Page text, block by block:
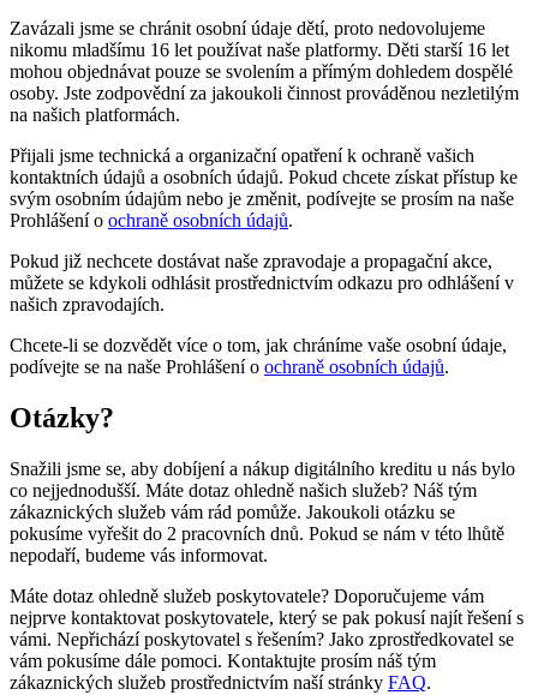
Zavázali jsme se chránit osobní údaje dětí, proto nedovolujeme
nikomu mladšímu 16 let používat naše platformy. Děti starší 16 let
mohou objednávat pouze se svolením a přímým dohledem dospělé
osoby. Jste zodpovědní za jakoukoli činnost prováděnou nezletilým
na našich platformách.
Přijali jsme technická a organizační opatření k ochraně vašich
kontaktních údajů a osobních údajů. Pokud chcete získat přístup ke
svým osobním údajům nebo je změnit, podívejte se prosím na naše
Prohlášení o ochraně osobních údajů.
Pokud již nechcete dostávat naše zpravodaje a propagační akce,
můžete se kdykoli odhlásit prostřednictvím odkazu pro odhlášení v
našich zpravodajích.
Chcete-li se dozvědět více o tom, jak chráníme vaše osobní údaje,
podívejte se na naše Prohlášení o ochraně osobních údajů.
Otázky?
Snažili jsme se, aby dobíjení a nákup digitálního kreditu u nás bylo
co nejjednodušší. Máte dotaz ohledně našich služeb? Náš tým
zákaznických služeb vám rád pomůže. Jakoukoli otázku se
pokusíme vyřešit do 2 pracovních dnů. Pokud se nám v této lhůtě
nepodaří, budeme vás informovat.
Máte dotaz ohledně služeb poskytovatele? Doporučujeme vám
nejprve kontaktovat poskytovatele, který se pak pokusí najít řešení s
vámi. Nepřichází poskytovatel s řešením? Jako zprostředkovatel se
vám pokusíme dále pomoci. Kontaktujte prosím náš tým
zákaznických služeb prostřednictvím naší stránky FAQ.